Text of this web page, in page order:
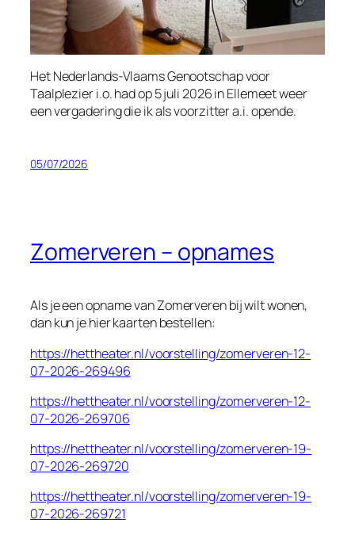
Het Nederlands-Vlaams Genootschap voor
Taalplezier i.o. had op 5 juli 2026 in Ellemeet weer
een vergadering die ik als voorzitter a.i. opende.
05/07/2026
Zomerveren – opnames
Als je een opname vanZomerverenbij wilt wonen,
dan kun je hier kaarten bestellen:
https://hettheater.nl/voorstelling/zomerveren-12-
07-2026-269496
https://hettheater.nl/voorstelling/zomerveren-12-
07-2026-269706
https://hettheater.nl/voorstelling/zomerveren-19-
07-2026-269720
https://hettheater.nl/voorstelling/zomerveren-19-
07-2026-269721